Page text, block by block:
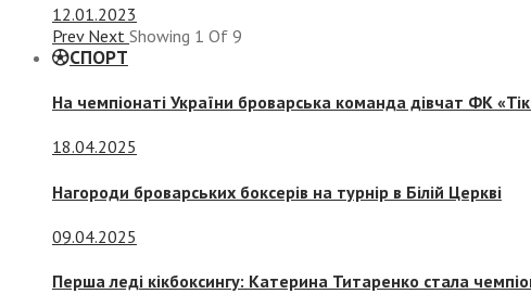
12.01.2023
Prev Next Showing 1 Of 9
СПОРТ
На чемпіонаті України броварська команда дівчат ФК
18.04.2025
Нагороди броварських боксерів на турнір в Білій Церкві
09.04.2025
Перша леді кікбоксингу: Катерина Титаренко стала